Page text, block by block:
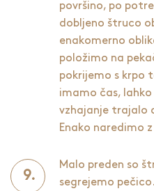
površino, po
dobljeno štruco
enakomerno
položimo na
pokrijemo s krpo
imamo čas,
vzhajanje trajalo
Enako naredimo
Malo preden so
segrejemo